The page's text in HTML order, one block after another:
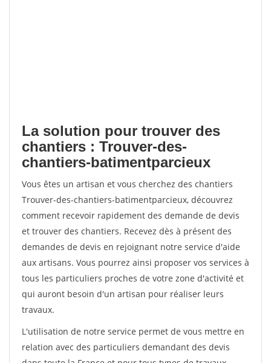
La solution pour trouver des
chantiers : Trouver-des-
chantiers-batimentparcieux
Vous êtes un artisan et vous cherchez des chantiers
Trouver-des-chantiers-batimentparcieux, découvrez
comment recevoir rapidement des demande de devis
et trouver des chantiers. Recevez dès à présent des
demandes de devis en rejoignant notre service d'aide
aux artisans. Vous pourrez ainsi proposer vos services à
tous les particuliers proches de votre zone d'activité et
qui auront besoin d'un artisan pour réaliser leurs
travaux.
L'utilisation de notre service permet de vous mettre en
relation avec des particuliers demandant des devis